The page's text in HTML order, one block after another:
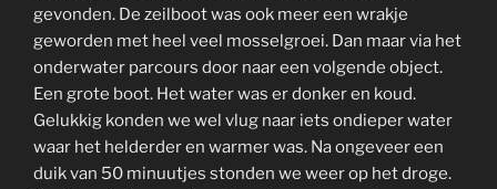
gevonden. De zeilboot was ook meer een wrakje
geworden met heel veel mosselgroei. Dan maar via het
onderwater parcours door naar een volgende object.
Een grote boot. Het water was er donker en koud.
Gelukkig konden we wel vlug naar iets ondieper water
waar het helderder en warmer was. Na ongeveer een
duik van 50 minuutjes stonden we weer op het droge.